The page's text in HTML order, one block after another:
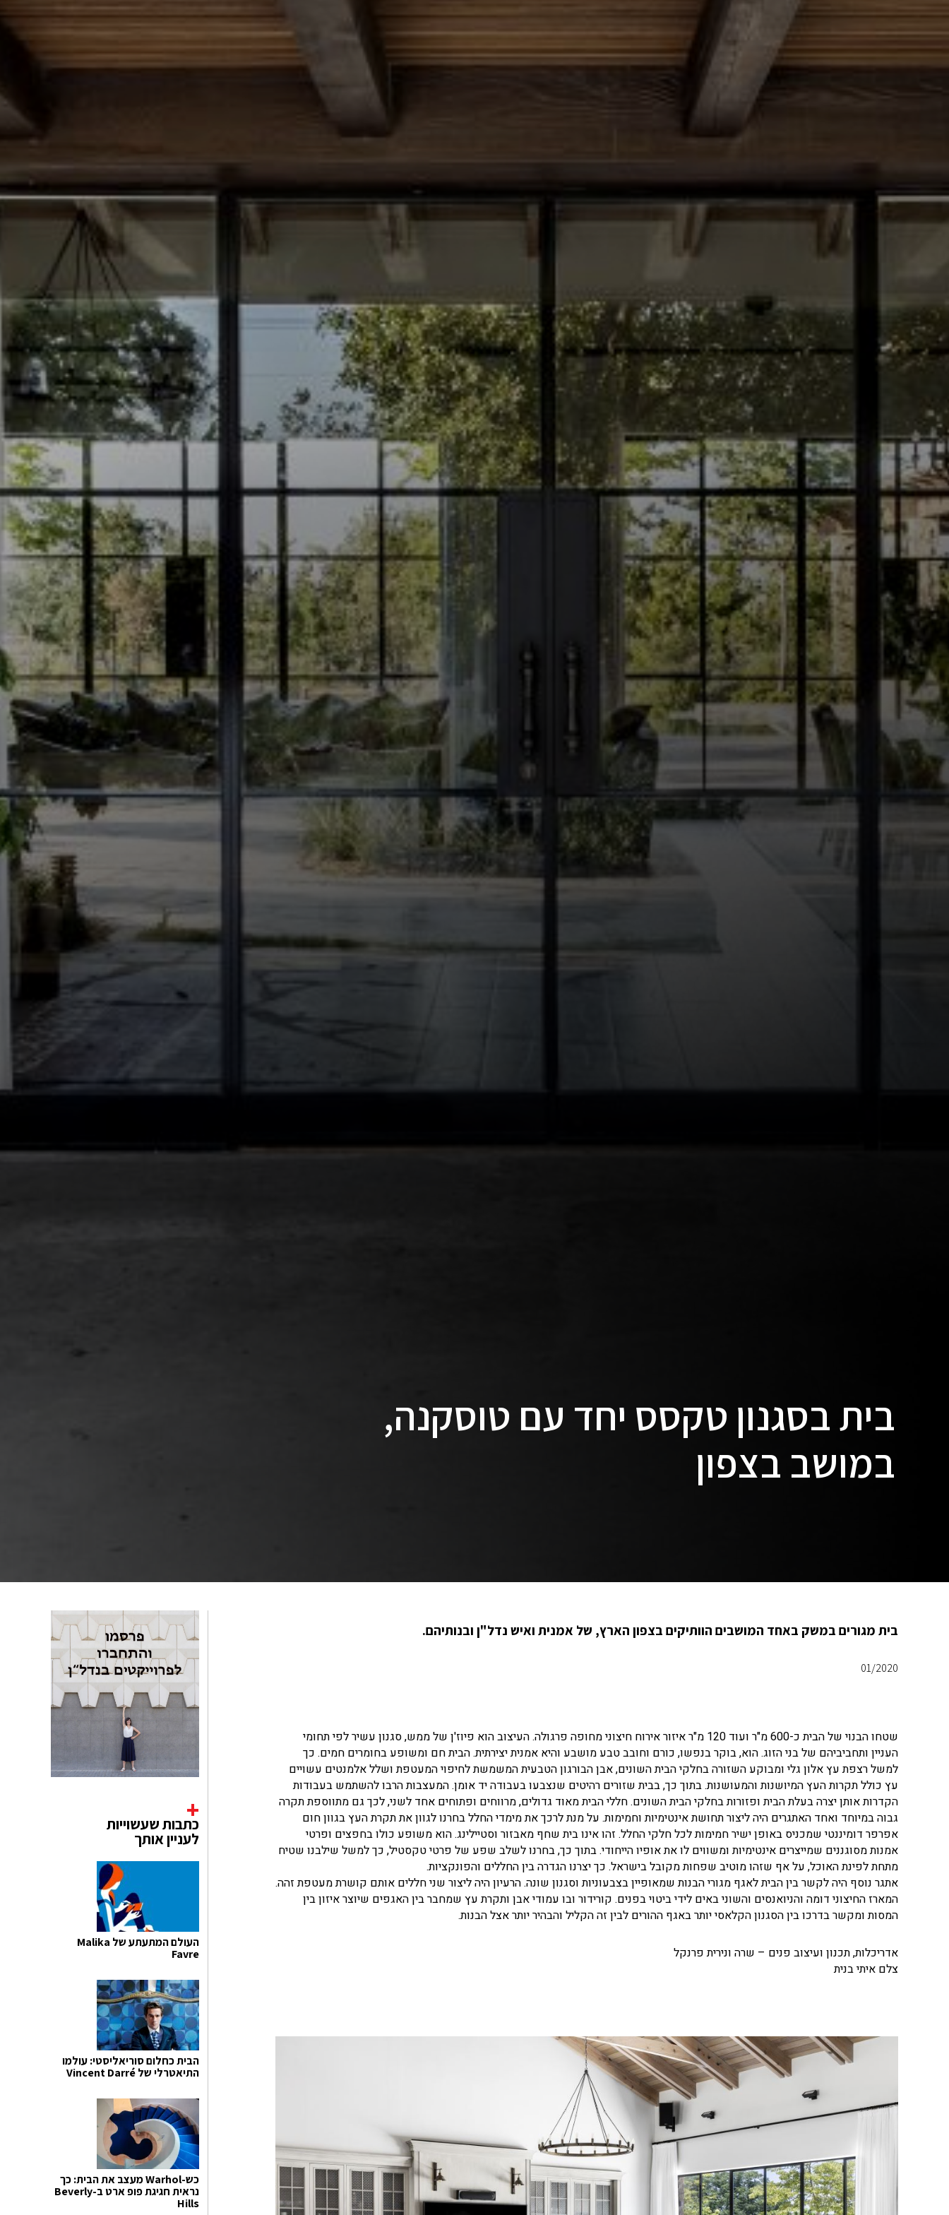
בית בסגנון טקסס יחד עם טוסקנה,
במושב בצפון
בית מגורים במשק באחד המושבים הוותיקים בצפון הארץ, של אמנית ואיש נדל"ן ובנותיהם.
01/2020
שטחו הבנוי של הבית כ-600 מ"ר ועוד 120 מ"ר איזור אירוח חיצוני מחופה פרגולה. העיצוב הוא פיוז'ן של ממש, סגנון עשיר לפי תחומי
העניין ותחביביהם של בני הזוג. הוא, בוקר בנפשו, כורם וחובב טבע מושבע והיא אמנית יצירתית. הבית חם ומשופע בחומרים חמים. כך
למשל רצפת עץ אלון גלי ומבוקע השזורה בחלקי הבית השונים, אבן הבורגון הטבעית המשמשת לחיפוי המעטפת ושלל אלמנטים עשויים
עץ כולל תקרות העץ המיושנות והמעושנות. בתוך כך, בבית שזורים רהיטים שנצבעו בעבודה יד אומן. המעצבות הרבו להשתמש בעבודות
הקדרות אותן יצרה בעלת הבית ופזורות בחלקי הבית השונים. חללי הבית מאוד גדולים, מרווחים ופתוחים אחד לשני, לכך גם מתווספת תקרה
גבוה במיוחד ואחד האתגרים היה ליצור תחושת אינטימיות וחמימות. על מנת לרכך את מימדי החלל בחרנו לגוון את תקרת העץ בגוון חום
אפרפר דומיננטי שמכניס באופן ישיר חמימות לכל חלקי החלל. זהו אינו בית שחף מאבזור וסטיילינג. הוא משופע כולו בחפצים ופרטי
אמנות מסוגננים שמייצרים אינטימיות ומשווים לו את אופיו הייחודי. בתוך כך, בחרנו לשלב שפע של פרטי טקסטיל, כך למשל שילבנו שטיח
מתחת לפינת האוכל, על אף שזהו מוטיב שפחות מקובל בישראל. כך יצרנו הגדרה בין החללים והפונקציות.
אתגר נוסף היה לקשר בין הבית לאגף מגורי הבנות שמאופיין בצבעוניות וסגנון שונה. הרעיון היה ליצור שני חללים אותם קושרת מעטפת זהה.
המארז החיצוני דומה והניואנסים והשוני באים לידי ביטוי בפנים. קורידור ובו עמודי אבן ותקרת עץ שמחבר בין האגפים שיוצר איזון בין
המסות ומקשר בדרכו בין הסגנון הקלאסי יותר באגף ההורים לבין זה הקליל והבהיר יותר אצל הבנות.
אדריכלות, תכנון ועיצוב פנים – שרה ונירית פרנקל
צלם איתי בנית
כתבות שעשוייות
לעניין אותך
העולם המתעתע של Malika
Favre
הבית כחלום סוריאליסטי: עולמו
התיאטרלי של Vincent Darré
כש-Warhol מעצב את הבית: כך
נראית חגיגת פופ ארט ב-Beverly
Hills